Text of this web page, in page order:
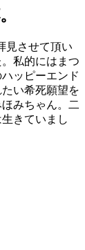
見させて頂い
私的にはまつ
ッピーエンド
い希死願望を
みちゃん。二
きていまし